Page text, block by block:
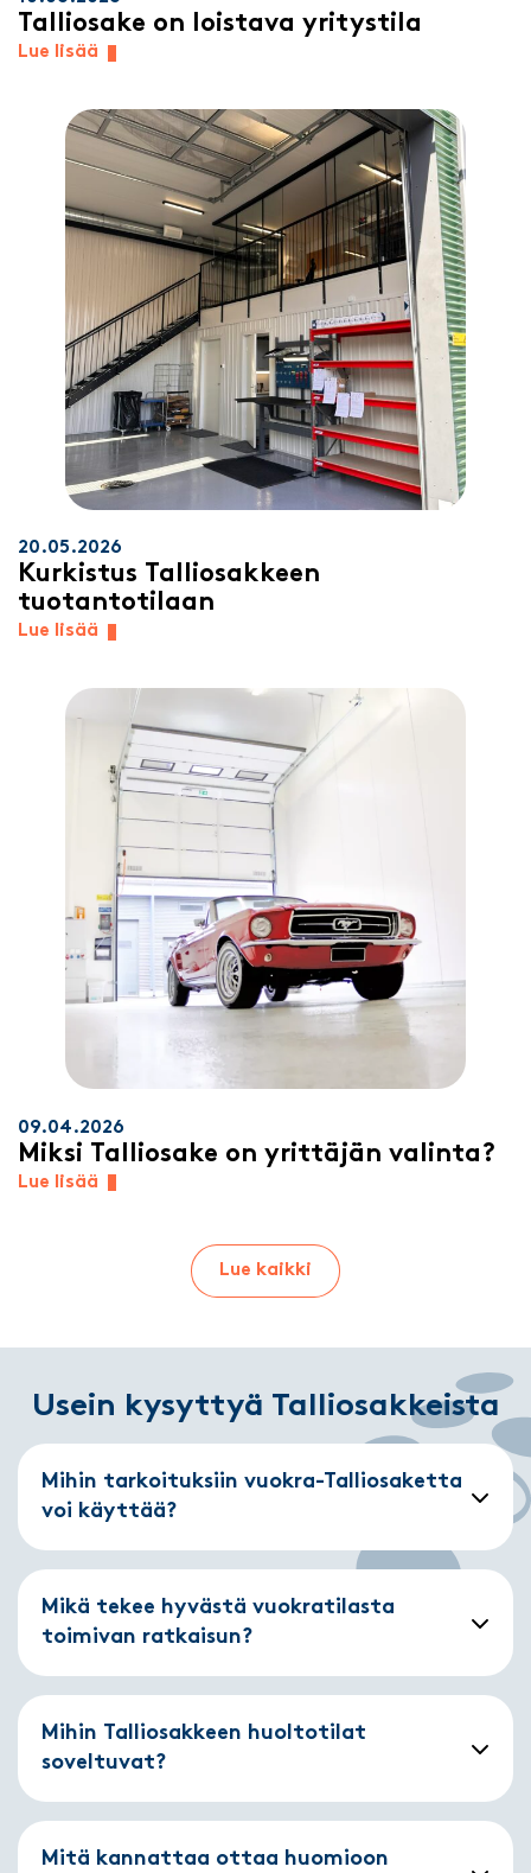
Talliosake on loistava yritystila
Lue lisää
20.05.2026
Kurkistus Talliosakkeen
tuotantotilaan
Lue lisää
09.04.2026
Miksi Talliosake on yrittäjän valinta?
Lue lisää
Lue kaikki
Usein kysyttyä Talliosakkeista
Mihin tarkoituksiin vuokra-Talliosaketta
voi käyttää?
Mikä tekee hyvästä vuokratilasta
toimivan ratkaisun?
Mihin Talliosakkeen huoltotilat
soveltuvat?
Mitä kannattaa ottaa huomioon